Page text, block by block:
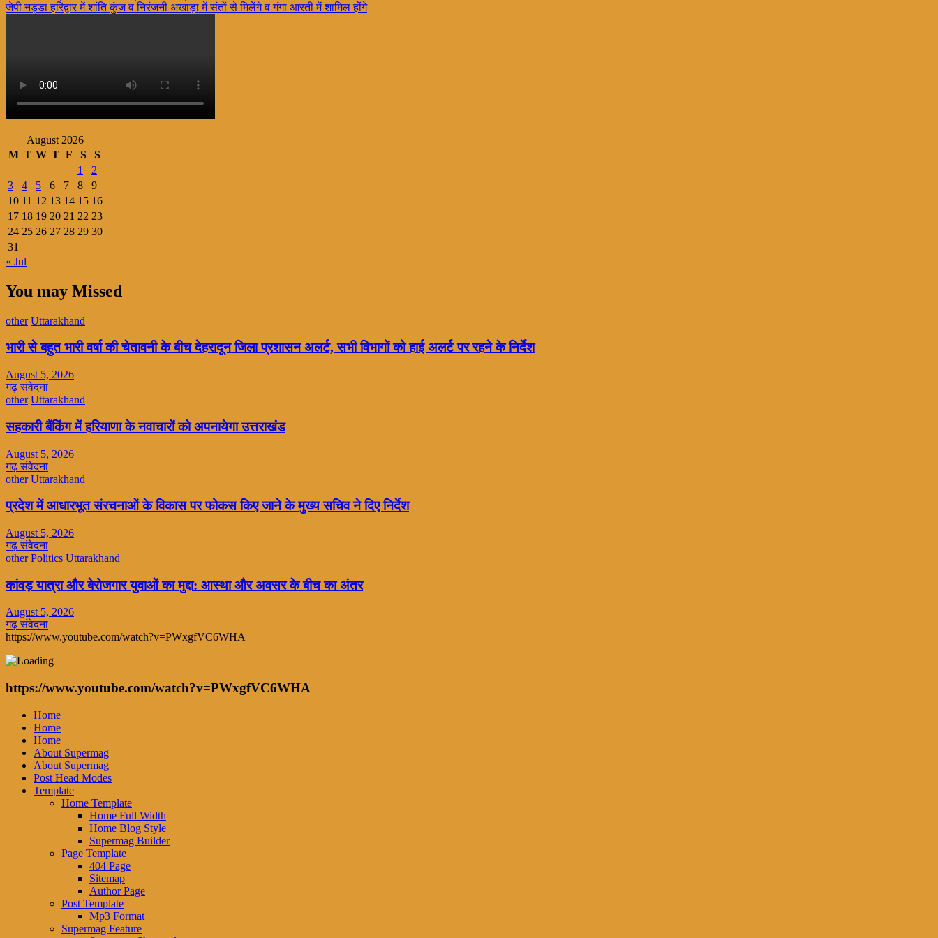
navigation
जेपी नड्डा हरिद्वार में शांति कुंज व निरंजनी अखाड़ा में संतों से मिलेंगे व गंगा आरती में शामिल होंगे
August 2026
M T W T F S
S
1
2
3
4 5 6 7 8
9
10 11 12 13 14 15 16
17 18 19 20 21 22 23
24 25 26 27 28 29 30
31
« Jul
You may Missed
other Uttarakhand
भारी से बहुत भारी वर्षा की चेतावनी के बीच देहरादून जिला प्रशासन अलर्ट, सभी विभागों को हाई अलर्ट पर रहने के निर्देश
August 5, 2026
गढ़ संवेदना
other Uttarakhand
सहकारी बैंकिंग में हरियाणा के नवाचारों को अपनायेगा उत्तराखंड
August 5, 2026
गढ़ संवेदना
other Uttarakhand
प्रदेश में आधारभूत संरचनाओं के विकास पर फोकस किए जाने के मुख्य सचिव ने दिए निर्देश
August 5, 2026
गढ़ संवेदना
other Politics Uttarakhand
कांवड़ यात्रा और बेरोजगार युवाओं का मुद्दा: आस्था और अवसर के बीच का अंतर
August 5, 2026
गढ़ संवेदना
https://www.youtube.com/watch?v=PWxgfVC6WHA
https://www.youtube.com/watch?v=PWxgfVC6WHA
Home
Home
Home
About Supermag
About Supermag
Post Head Modes
Template
Home Template
Home Full Width
Home Blog Style
Supermag Builder
Page Template
404 Page
Sitemap
Author Page
Post Template
Mp3 Format
Supermag Feature